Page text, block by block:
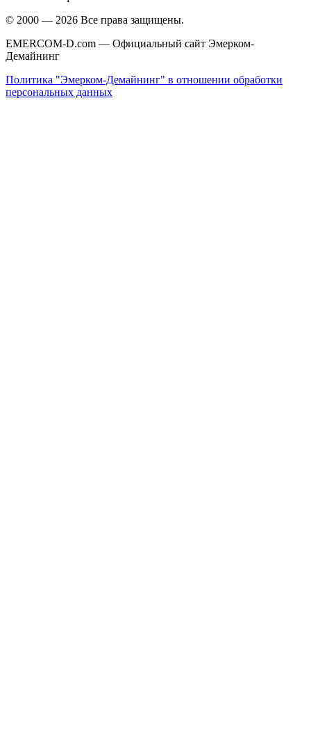
© 2000 — 2026 Все права защищены.
EMERCOM-D.com — Официальный сайт Эмерком-
Демайнинг
Политика "Эмерком-Демайнинг" в отношении обработки
персональных данных